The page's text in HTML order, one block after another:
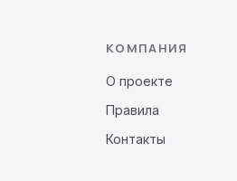
КОМПАНИЯ
О проекте
Правила
Контакты